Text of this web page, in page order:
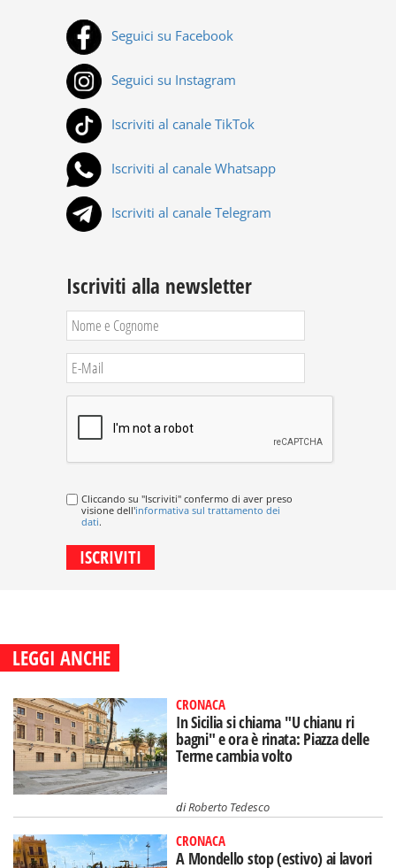
Seguici su Facebook
Seguici su Instagram
Iscriviti al canale TikTok
Iscriviti al canale Whatsapp
Iscriviti al canale Telegram
Iscriviti alla newsletter
Cliccando su "Iscriviti" confermo di aver preso
visione dell'informativa sul trattamento dei
dati.
LEGGI ANCHE
CRONACA
In Sicilia si chiama "U chianu ri
bagni" e ora è rinata: Piazza delle
Terme cambia volto
diRoberto Tedesco
CRONACA
A Mondello stop (estivo) ai lavori